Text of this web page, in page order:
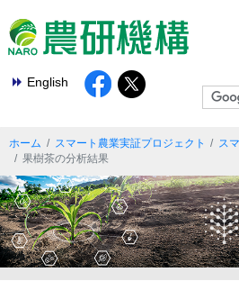
English
ホーム スマート農業実証プロジェクト
ス
果樹茶の分析結果